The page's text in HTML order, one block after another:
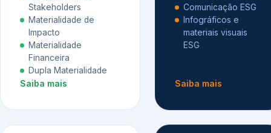
Stakeholders
Materialidade de
Impacto
Materialidade
Financeira
Dupla Materialidade
Saiba mais
Comunicação ESG
Infográficos e
materiais visuais
ESG
Saiba mais